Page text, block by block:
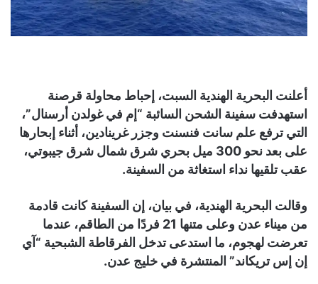
أعلنت البحرية الهندية السبت، إحباط محاولة قرصنة
استهدفت سفينة الشحن السائبة “إم في غولدن أرسنال”،
التي ترفع علم سانت فنسنت وجزر غرينادين، أثناء إبحارها
على بعد نحو 300 ميل بحري شرق شمال شرق جيبوتي،
عقب تلقيها نداء استغاثة من السفينة.
وقالت البحرية الهندية، في بيان، إن السفينة كانت قادمة
من ميناء عدن وعلى متنها 21 فردًا من الطاقم، عندما
تعرضت لهجوم، ما استدعى تدخل الفرقاطة الشبحية “آي
إن إس تريكاند” المنتشرة في خليج عدن.